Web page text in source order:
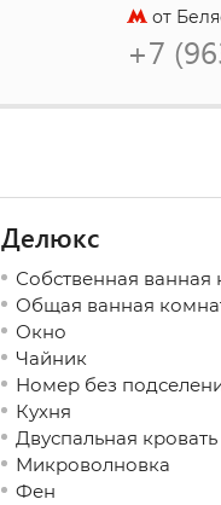
от
+7
Делюкс
Собственная ванная
Общая ванная
Окно
Чайник
Номер без
Кухня
Двуспальная кровать
Микроволновка
Фен